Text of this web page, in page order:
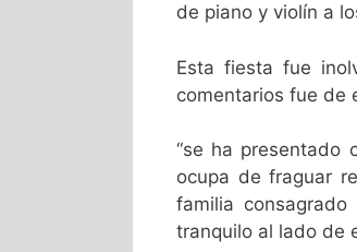
de piano y violín a
Esta fiesta fue
comentarios fue de
“se ha presentado
ocupa de fraguar
familia
tranquilo al lado de